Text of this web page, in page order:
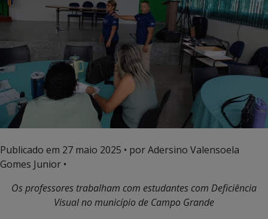
Publicado em 27 maio 2025 • por Adersino Valensoela
Gomes Junior •
Os professores trabalham com estudantes com Deficiência
Visual no município de Campo Grande